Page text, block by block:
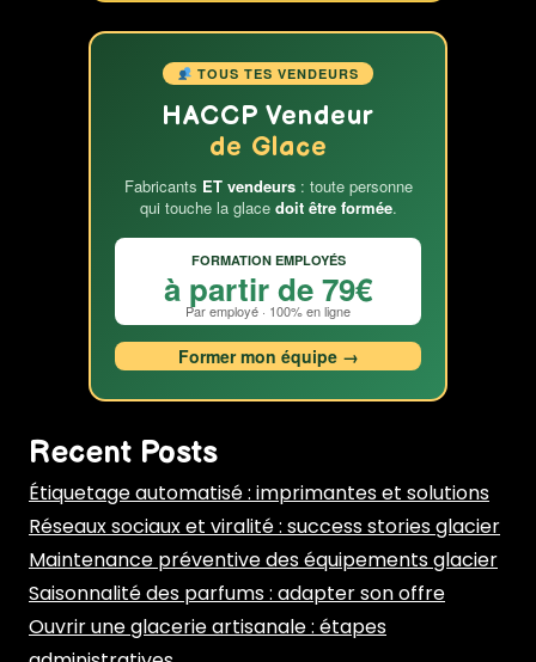
TOUS TES VENDEURS
HACCP Vendeur
de Glace
Fabricants ET vendeurs: toute personne
qui touche la glace doit être formée.
FORMATION EMPLOYÉS
à partir de 79€
Par employé · 100% en ligne
Former mon équipe →
Recent Posts
Étiquetage automatisé : imprimantes et solutions
Réseaux sociaux et viralité : success stories glacier
Maintenance préventive des équipements glacier
Saisonnalité des parfums : adapter son offre
Ouvrir une glacerie artisanale : étapes